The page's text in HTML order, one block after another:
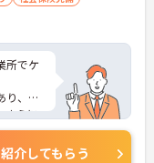
所でケ
り、頑
さらに
嬉しい
経験
紹介してもらう